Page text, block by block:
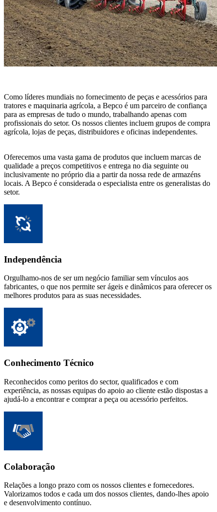
Como líderes mundiais no fornecimento de peças e acessórios para
tratores e maquinaria agrícola, a Bepco é um parceiro de confiança
para as empresas de tudo o mundo, trabalhando apenas com
profissionais do setor. Os nossos clientes incluem grupos de compra
agrícola, lojas de peças, distribuidores e oficinas independentes.
Oferecemos uma vasta gama de produtos que incluem marcas de
qualidade a preços competitivos e entrega no dia seguinte ou
inclusivamente no próprio dia a partir da nossa rede de armazéns
locais. A Bepco é considerada o especialista entre os generalistas do
setor.
Independência
Orgulhamo-nos de ser um negócio familiar sem vínculos aos
fabricantes, o que nos permite ser ágeis e dinâmicos para oferecer os
melhores produtos para as suas necessidades.
Conhecimento Técnico
Reconhecidos como peritos do sector, qualificados e com
experiência, as nossas equipas do apoio ao cliente estão dispostas a
ajudá-lo a encontrar e comprar a peça ou acessório perfeitos.
Colaboração
Relações a longo prazo com os nossos clientes e fornecedores.
Valorizamos todos e cada um dos nossos clientes, dando-lhes apoio
e desenvolvimento contínuo.